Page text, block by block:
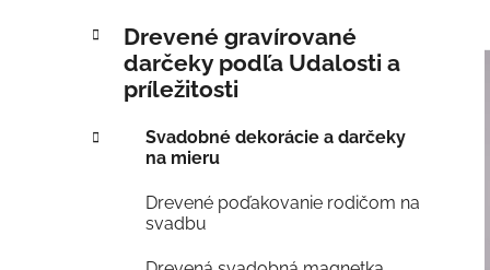
B
ý
kategórie
a
ó
Drevené gravírované
darčeky podľa Udalosti a
príležitosti
Svadobné dekorácie a darčeky
na mieru
Drevené poďakovanie rodičom na
svadbu